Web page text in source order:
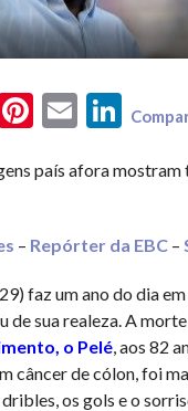
Pinterest
Email LinkedIn
país afora mostram
– Repórter da EBC–
faz um ano do dia
de sua realeza. A
o Pelé, aos 82
câncer de cólon, foi
os gols e o